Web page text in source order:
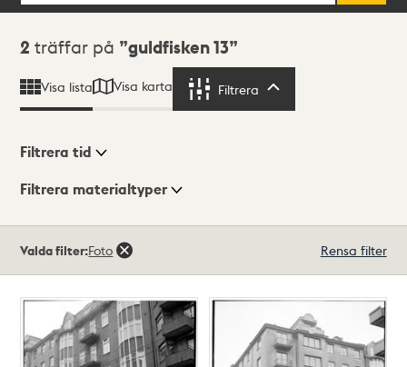
Sökresultat
2 träffar på guldfisken 13
Visa lista Visa karta Filtrera
Visningsläge
Filtrera tid
Filtrera materialtyper
träffar
Valda filter:Foto Rensa filter